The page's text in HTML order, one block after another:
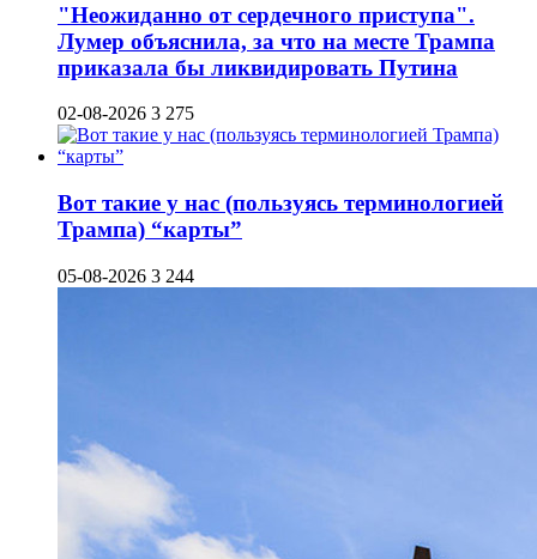
"Неожиданно от сердечного приступа".
Лумер объяснила, за что на месте Трампа
приказала бы ликвидировать Путина
02-08-2026 3 275
Вот такие у нас (пользуясь терминологией
Трампа) “карты”
05-08-2026 3 244